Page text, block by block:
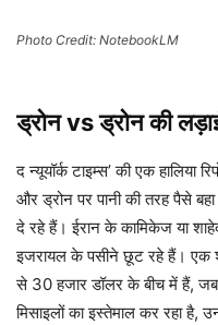
Photo Credit: NotebookLM
ड्रोन vs ड्रोन की
द न्यूयॉर्क टाइम्स’ की एक हालिया
और ड्रोन पर पानी की तरह पैसे
दे रहे हैं। ईरान के कामिकेज या
इजरायल के पसीने छूट रहे हैं। एक
से 30 हजार डॉलर के बीच में हैं,
मिसाइलों का इस्तेमाल कर रहा है,